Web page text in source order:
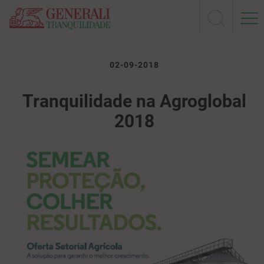
02-09-2018
Tranquilidade na Agroglobal
2018